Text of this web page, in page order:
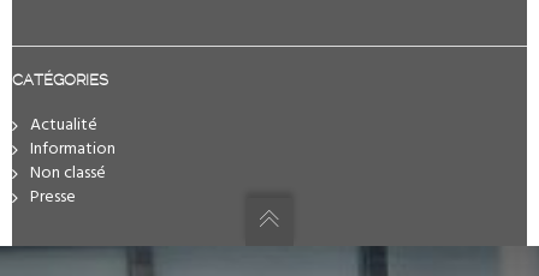
CATÉGORIES
Actualité
Information
Non classé
Presse